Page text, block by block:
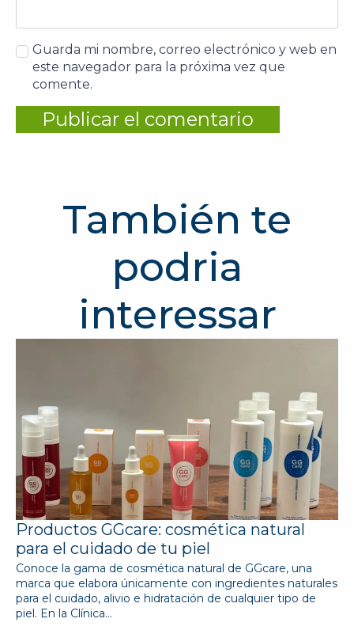
Guarda mi nombre, correo electrónico y web en
este navegador para la próxima vez que
comente.
También te
podria
interessar
Productos GGcare: cosmética natural
para el cuidado de tu piel
Conoce la gama de cosmética natural de GGcare, una
marca que elabora únicamente con ingredientes naturales
para el cuidado, alivio e hidratación de cualquier tipo de
piel. En la Clínica…